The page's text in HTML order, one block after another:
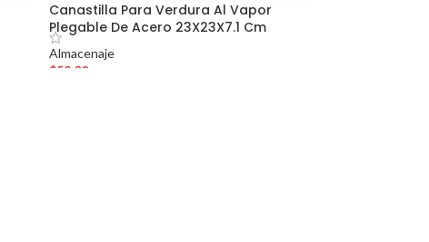
Canastilla Para Verdura Al Vapor
Plegable De Acero 23X23X7.1 Cm
Almacenaje
$59.00